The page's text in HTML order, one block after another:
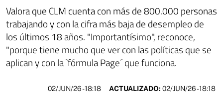
Valora que CLM cuenta con más de 800.000 personas
trabajando y con la cifra más baja de desempleo de
los últimos 18 años. "Importantísimo", reconoce,
"porque tiene mucho que ver con las políticas que se
aplican y con la `fórmula Page´ que funciona.
02/JUN/26- 18:18 ACTUALIZADO: 02/JUN/26 - 18:18